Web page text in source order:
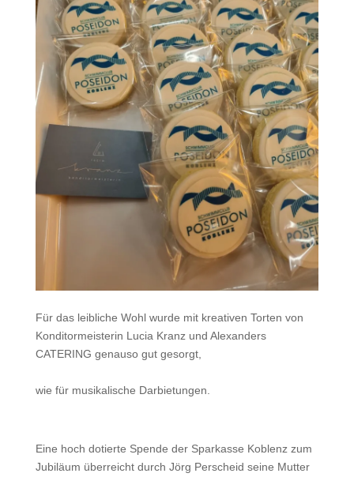
Für das leibliche Wohl wurde mit kreativen Torten von
Konditormeisterin Lucia Kranz und Alexanders
CATERING genauso gut gesorgt,
wie für musikalische Darbietungen.
Eine hoch dotierte Spende der Sparkasse Koblenz zum
Jubiläum überreicht durch Jörg Perscheid seine Mutter